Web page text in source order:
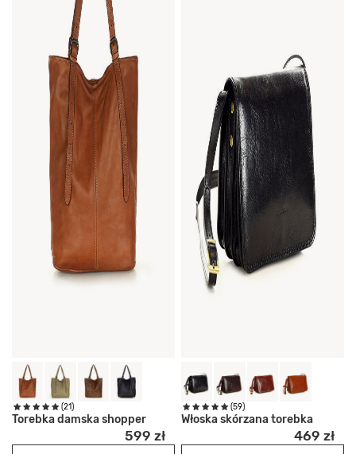
(21)
Torebka damska shopper
599 zł
(59)
Włoska skórzana torebka
469 zł